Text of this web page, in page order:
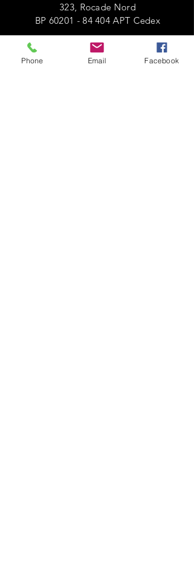
323, Rocade Nord
BP 60201 - 84 404 APT Cedex
Courriel
Phone Email Facebook